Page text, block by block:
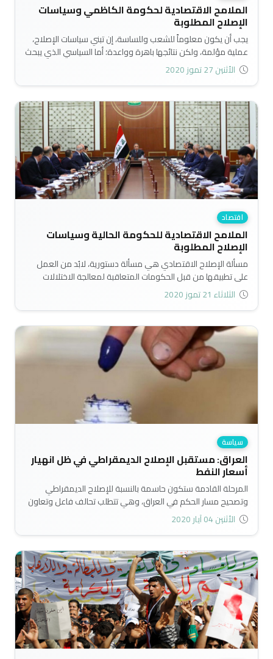
الملامح الاقتصادية لحكومة الكاظمي وسياسات
الإصلاح المطلوبة
يجب أن يكون معلوماً للشعب وللساسة، إن تبني سياسات الإصلاح،
عملية مؤلمة، ولكن نتائجها باهرة وواعدة؛ أما السياسي الذي يبحث
عن النتائج الانتخابية، فهو ابعد ما يكون عن الإصلاحات الاقتصادية...
الأثنين 27 تموز 2020
اقتصاد
الملامح الاقتصادية للحكومة الحالية وسياسات
الإصلاح المطلوبة
مسألة الإصلاح الاقتصادي هي مسألة دستورية، لابُد من العمل
على تطبيقها من قبل الحكومات المتعاقبة لمعالجة الاختلالات
الاقتصادية التي يعانيها الاقتصاد العراقي، والتي أسهمت في إفراز
الكثير من الآثار السلبية سياسياً واقتصادياً واجتماعياً وامنياً..
الثلاثاء 21 تموز 2020
سياسة
العراق: مستقبل الإصلاح الديمقراطي في ظل انهيار
أسعار النفط
المرحلة القادمة ستكون حاسمة بالنسبة للإصلاح الديمقراطي
وتصحيح مسار الحكم في العراق، وهي تتطلب تحالف فاعل وتعاون
جدي بين جميع القوى التقليدية والمدنية الراغبة بالحفاظ على
مصالحها العامة والخاصة..
الأثنين 04 آيار 2020